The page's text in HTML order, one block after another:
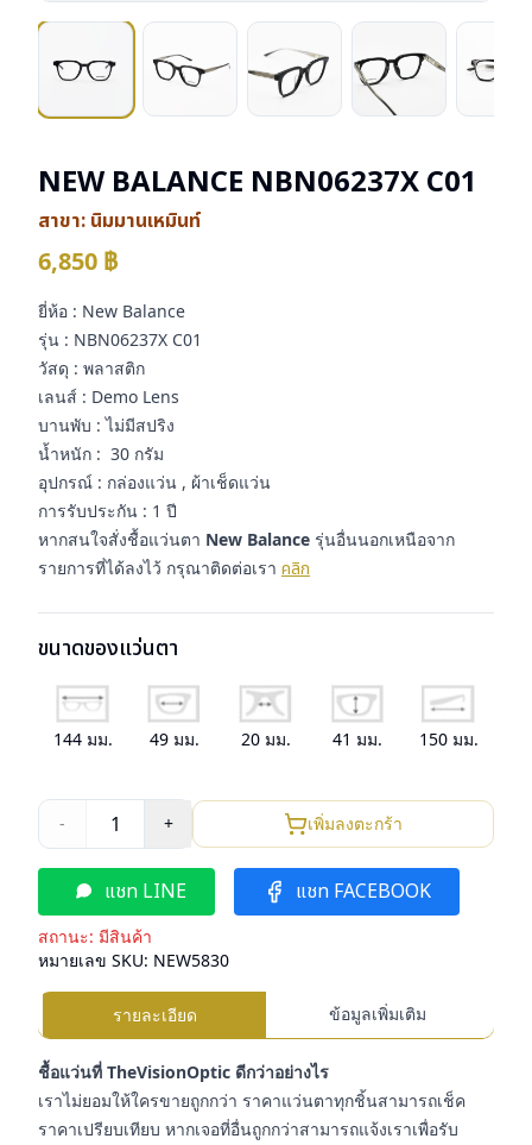
NEW BALANCE NBN06237X C01
สาขา: นิมมานเหมินท์
6,850 ฿
ยี่ห้อ : New Balance
รุ่น : NBN06237X C01
วัสดุ : พลาสติก
เลนส์ : Demo Lens
บานพับ : ไม่มีสปริง
น้ำหนัก : 30 กรัม
อุปกรณ์ : กล่องแว่น , ผ้าเช็ดแว่น
การรับประกัน : 1 ปี
หากสนใจสั่งชื้อแว่นตา New Balance รุ่นอื่นนอกเหนือจาก
รายการที่ได้ลงไว้ กรุณาติดต่อเรา คลิก
ขนาดของแว่นตา
144 มม. 49 มม. 20มม. 41 มม. 150มม.
- 1 + เพิ่มลงตะกร้า
แชท LINE แชท FACEBOOK
สถานะ: มีสินค้า
หมายเลข SKU: NEW5830
รายละเอียด ข้อมูลเพิ่มเติม
ชื้อแว่นที่ TheVisionOptic ดีกว่าอย่างไร
เราไม่ยอมให้ใครขายถูกกว่า ราคาแว่นตาทุกชิ้นสามารถเช็ค
ราคาเปรียบเทียบ หากเจอที่อื่นถูกกว่าสามารถแจ้งเราเพื่อรับ